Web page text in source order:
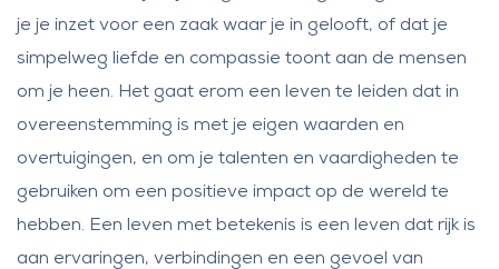
je je inzet voor een zaak waar je in gelooft, of dat je
simpelweg liefde en compassie toont aan de mensen
om je heen. Het gaat erom een leven te leiden dat in
overeenstemming is met je eigen waarden en
overtuigingen, en om je talenten en vaardigheden te
gebruiken om een positieve impact op de wereld te
hebben. Een leven met betekenis is een leven dat rijk is
aan ervaringen, verbindingen en een gevoel van